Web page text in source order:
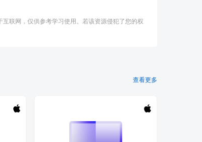
联网，仅供参考学习使用。若该资源侵犯了您的权
查看更多